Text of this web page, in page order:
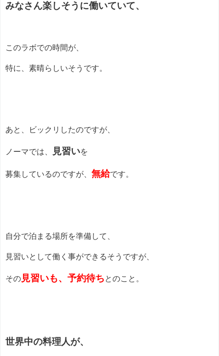
みなさん楽しそうに働いていて、
このラボでの時間が、
特に、素晴らしいそうです。
あと、ビックリしたのですが、
ノーマでは、 見習いを
募集しているのですが、 無給です。
自分で泊まる場所を準備して、
見習いとして働く事ができるそうですが、
その見習いも、予約待ちとのこと。
世界中の料理人が、